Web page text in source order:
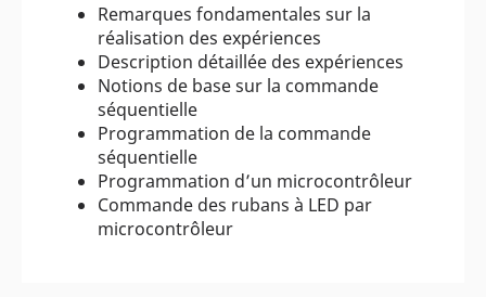
Remarques fondamentales sur la
réalisation des expériences
Description détaillée des expériences
Notions de base sur la commande
séquentielle
Programmation de la commande
séquentielle
Programmation d’un microcontrôleur
Commande des rubans à LED par
microcontrôleur